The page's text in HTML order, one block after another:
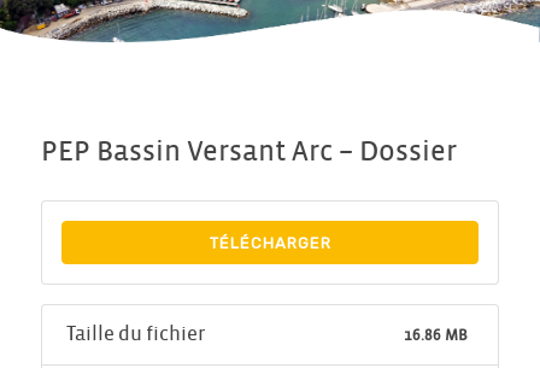
PEP Bassin Versant Arc – Dossier
TÉLÉCHARGER
Taille du fichier 16.86 MB